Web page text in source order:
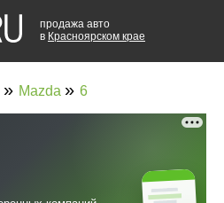
продажа авто
в Красноярском крае
» Mazda » 6